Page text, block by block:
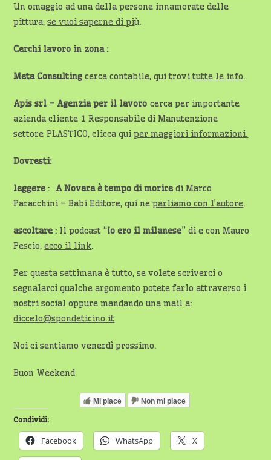
Un omaggio ad una della persone innamorate delle
pittura,se vuoi saperne di più.
Cerchi lavoro in zona :
Meta Consulting cerca contabile, qui trovitutte le info.
Apis srl – Agenzia per il lavoro cerca per importante
azienda cliente 1 Responsabile di Manutenzione
settore PLASTICO, clicca quiper maggiori informazioni.
Dovresti:
leggere : A Novara è tempo di morire di Marco
Paracchini – Babi Editore, qui neparliamo con l’autore.
ascoltare : Il podcast “Io ero il milanese” di e con Mauro
Pescio,ecco il link.
Per questa settimana è tutto, se volete scriverci o
segnalarci qualche argomento potete farlo attraverso i
nostri social oppure mandando una mail a:
diccelo@spondeticino.it
Noi ci sentiamo venerdì prossimo.
Buon Weekend
Mi piace Non mi piace
Condividi:
Facebook WhatsApp X